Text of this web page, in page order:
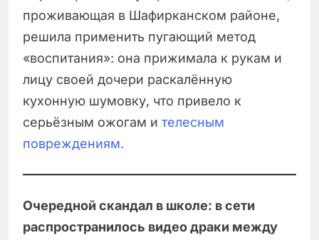
проживающая в Шафирканском районе,
решила применить пугающий метод
«воспитания»: она прижимала к рукам и
лицу своей дочери раскалённую
кухонную шумовку, что привело к
серьёзным ожогам и телесным
повреждениям.
Очередной скандал в школе: в сети
распространилось видео драки между